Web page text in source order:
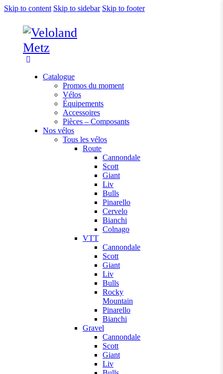
Skip to content Skip to sidebar Skip to footer
Catalogue
Promos du moment
Vélos
Équipements
Accessoires
Pièces – Composants
Nos vélos
Tous les vélos
Route
Cannondale
Scott
Giant
Liv
Bulls
Pinarello
Cervelo
Bianchi
Colnago
VTT
Cannondale
Scott
Giant
Liv
Bulls
Rocky
Mountain
Pinarello
Bianchi
Gravel
Cannondale
Scott
Giant
Liv